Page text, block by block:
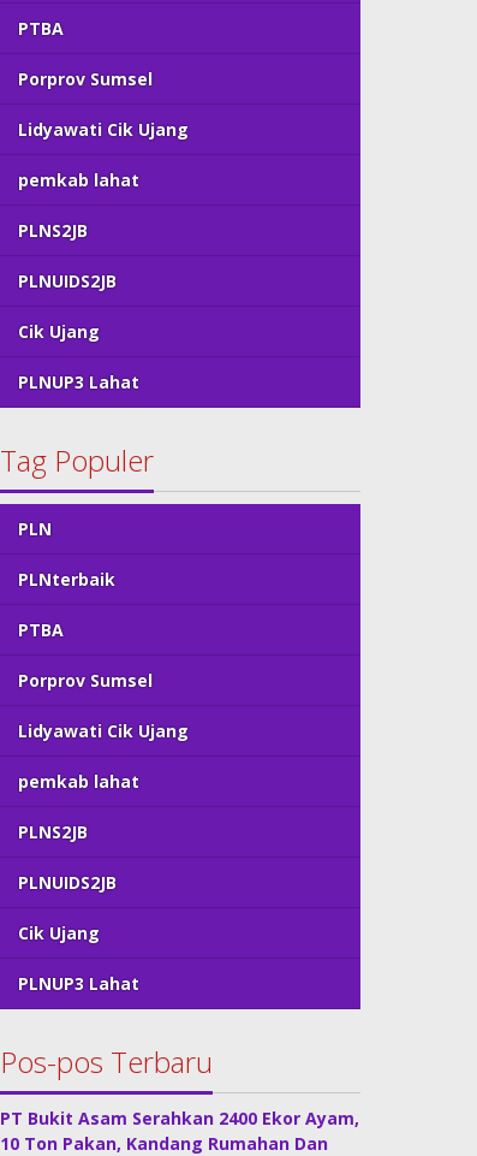
PTBA
Porprov Sumsel
Lidyawati Cik Ujang
pemkab lahat
PLNS2JB
PLNUIDS2JB
Cik Ujang
PLNUP3 Lahat
Tag Populer
PLN
PLNterbaik
PTBA
Porprov Sumsel
Lidyawati Cik Ujang
pemkab lahat
PLNS2JB
PLNUIDS2JB
Cik Ujang
PLNUP3 Lahat
Pos-pos Terbaru
PT Bukit Asam Serahkan 2400 Ekor Ayam,
10 Ton Pakan, Kandang Rumahan Dan